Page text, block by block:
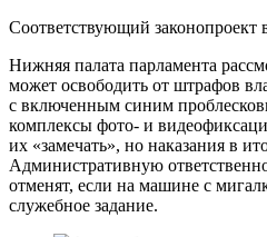
Соответствующий законопроект
Нижняя палата парламента
может освободить от штрафов
с включенным синим
комплексы фото- и
их «замечать», но наказания в
Административную
отменят, если на машине с
служебное задание.